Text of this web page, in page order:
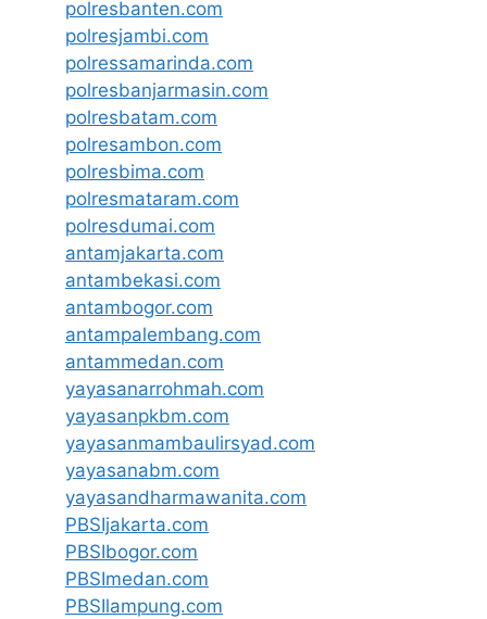
polresbanten.com
polresjambi.com
polressamarinda.com
polresbanjarmasin.com
polresbatam.com
polresambon.com
polresbima.com
polresmataram.com
polresdumai.com
antamjakarta.com
antambekasi.com
antambogor.com
antampalembang.com
antammedan.com
yayasanarrohmah.com
yayasanpkbm.com
yayasanmambaulirsyad.com
yayasanabm.com
yayasandharmawanita.com
PBSIjakarta.com
PBSIbogor.com
PBSImedan.com
PBSIlampung.com